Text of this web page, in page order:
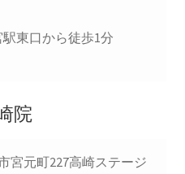
東口から徒歩1分
院
宮元町227高崎ステージ